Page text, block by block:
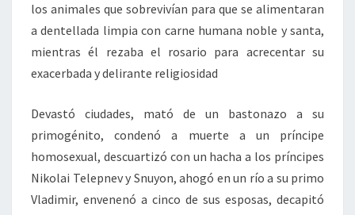
los animales que sobrevivían para que se alimentaran
a dentellada limpia con carne humana noble y santa,
mientras él rezaba el rosario para acrecentar su
exacerbada y delirante religiosidad
Devastó ciudades, mató de un bastonazo a su
primogénito, condenó a muerte a un príncipe
homosexual, descuartizó con un hacha a los príncipes
Nikolai Telepnev y Snuyon, ahogó en un río a su primo
Vladimir, envenenó a cinco de sus esposas, decapitó